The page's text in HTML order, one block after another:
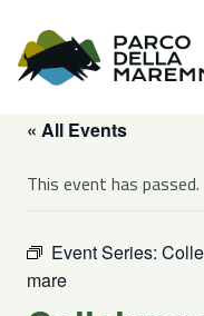
« All Events
This event has passed.
Event Series:
mare